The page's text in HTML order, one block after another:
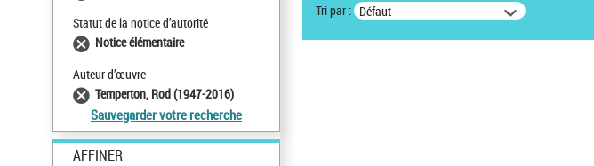
Statut de la notice d’autorité
Notice élémentaire
Auteur d’œuvre
Temperton, Rod (1947-2016)
Sauvegarder votre recherche
AFFINER
Tri par : Défaut